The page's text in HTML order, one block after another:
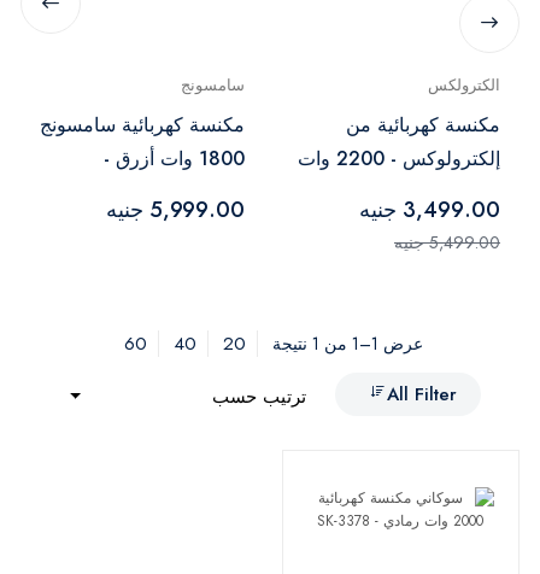
الكترولكس
مكنسة كهربائية من
إلكترولوكس - 2200 وات
3,499.00 جنيه
5,499.00 جنيه
سامسونج
مكنسة كهربائية سامسونج
1800 وات أزرق -
5,999.00 جنيه
عرض 1–1 من 1 نتيجة 20
40
60
All Filter
ترتيب حسب